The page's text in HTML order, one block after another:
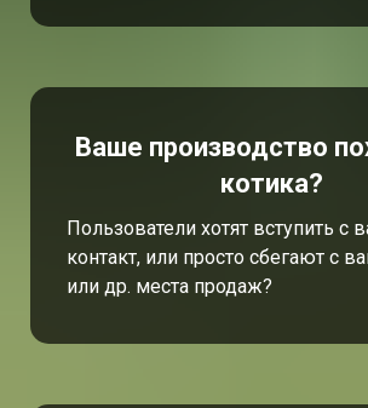
Ваше производство
котика?
Пользователи хотят вступить с
контакт, или просто сбегают с
или др. места продаж?